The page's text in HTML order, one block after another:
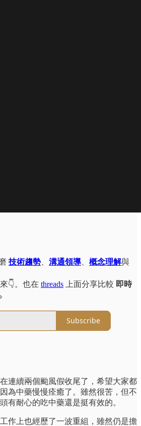
技術趨勢 溝通領導 概念理解與
👇。也在 threads 上面分享比較 即時
Subscribe
連續兩個颱風假收尾了，希望大家都
為中藥慢慢痊癒了。雖然很苦，但不
有耐心的吃中藥還是挺有效的。
作上也經歷了一波重組，雖然仍是擔